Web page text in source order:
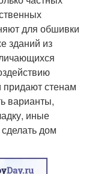
для обшивки
зданий из
стенам
варианты,
иные
дом